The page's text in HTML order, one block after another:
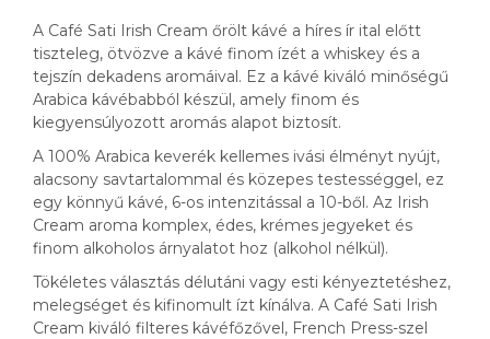
A Café Sati Irish Cream őrölt kávé a híres ír ital előtt
tiszteleg, ötvözve a kávé finom ízét a whiskey és a
tejszín dekadens aromáival. Ez a kávé kiváló minőségű
Arabica kávébabból készül, amely finom és
kiegyensúlyozott aromás alapot biztosít.
A 100% Arabica keverék kellemes ivási élményt nyújt,
alacsony savtartalommal és közepes testességgel, ez
egy könnyű kávé, 6-os intenzitással a 10-ből. Az Irish
Cream aroma komplex, édes, krémes jegyeket és
finom alkoholos árnyalatot hoz (alkohol nélkül).
Tökéletes választás délutáni vagy esti kényeztetéshez,
melegséget és kifinomult ízt kínálva. A Café Sati Irish
Cream kiváló filteres kávéfőzővel, French Press-szel